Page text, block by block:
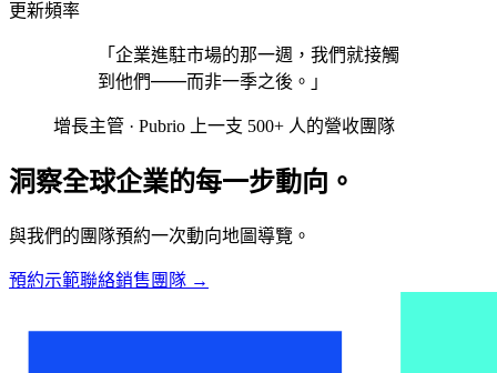
更新頻率
「企業進駐市場的那一週，我們就接觸
到他們——而非一季之後。」
增長主管 · Pubrio 上一支 500+ 人的營收團隊
洞察全球企業的每一步動向。
與我們的團隊預約一次動向地圖導覽。
預約示範聯絡銷售團隊 →